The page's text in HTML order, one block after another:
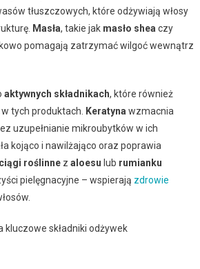
tłuszczowych, które odżywiają włosy
Masła, takie jak masło shea czy
pomagają zatrzymać wilgoć wewnątrz
aktywnych składnikach, które również
tych produktach.
Keratyna wzmacnia
uzupełnianie mikroubytków w ich
kojąco i nawilżająco oraz poprawia
roślinnez aloesu lub rumianku
pielęgnacyjne – wspierają zdrowie
kluczowe składniki odżywek